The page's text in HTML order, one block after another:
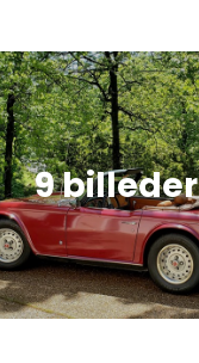
9 billeder